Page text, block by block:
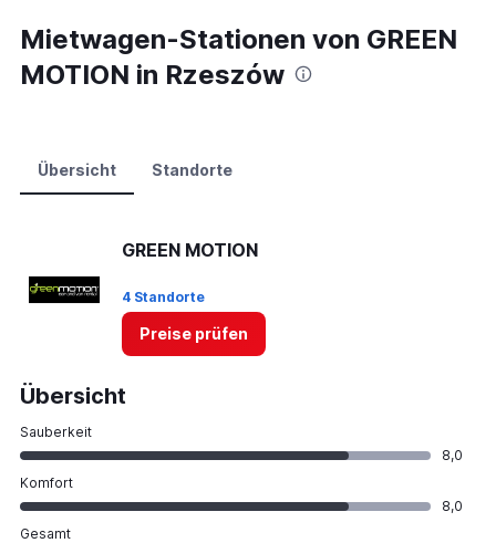
to
75.
Mietwagen-Stationen von GREEN
MOTION in Rzeszów
Übersicht Standorte
GREEN MOTION
4 Standorte
Preise prüfen
Übersicht
Sauberkeit
8,0
Komfort
8,0
Gesamt